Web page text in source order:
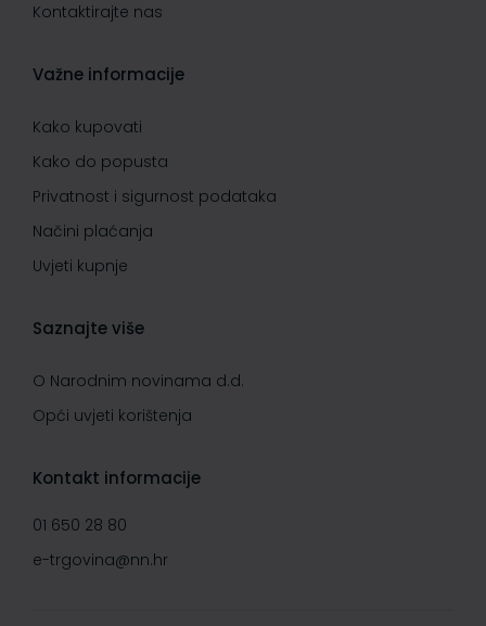
Kontaktirajte nas
Važne informacije
Kako kupovati
Kako do popusta
Privatnost i sigurnost podataka
Načini plaćanja
Uvjeti kupnje
Saznajte više
O Narodnim novinama d.d.
Opći uvjeti korištenja
Kontakt informacije
01 650 28 80
e-trgovina@nn.hr